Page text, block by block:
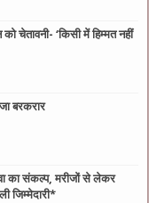
चेतावनी- ‘किसी में हिम्मत नहीं
बरकरार
का संकल्प, मरीजों से लेकर
जिम्मेदारी*